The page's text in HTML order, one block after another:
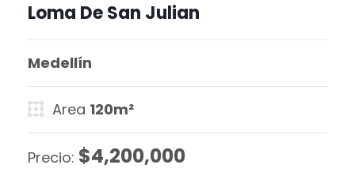
Loma De San Julian
Medellín
Area 120m²
Precio: $4,200,000